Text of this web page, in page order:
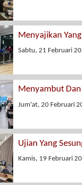
Menyajikan
Sabtu, 21 Februari
Menyambut
Jum'at, 20 Februari
Ujian Yang
Kamis, 19 Februari